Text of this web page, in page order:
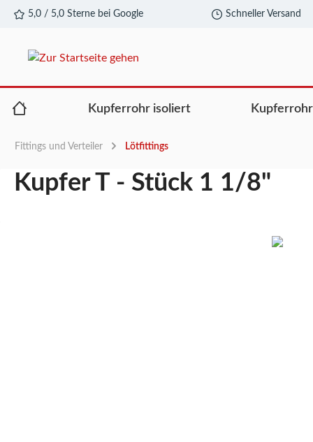
springen
5,0 / 5,0 Sterne bei Google Schneller Versand
Kupferrohr isoliert
Fittings und Verteiler Lötfittings
Kupfer T - Stück 1 1/8"